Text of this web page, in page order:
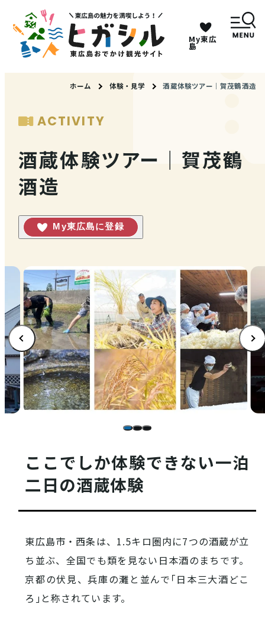
My東広
島
ホーム 体験・見学 酒蔵体験ツアー｜賀茂鶴酒造
ACTIVITY
酒蔵体験ツアー｜賀茂鶴
酒造
My東広島に登録
ここでしか体験できない一泊
二日の酒蔵体験
東広島市・西条は、1.5キロ圏内に7つの酒蔵が立
ち並ぶ、全国でも類を見ない日本酒のまちです。
京都の伏見、兵庫の灘と並んで｢日本三大酒どこ
ろ｣と称されています。
キーワードは2つまで、30文字以内で検索してくだ
さい。
メニュー
イベント情報
店舗情報
体験・ガイド
モデルコース
注目コンテンツ
西条酒蔵通り特設ページ